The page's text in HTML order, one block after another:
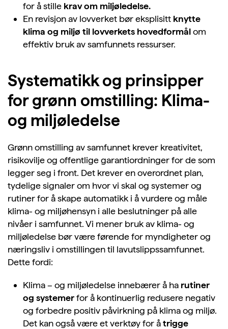
for å stille krav om miljøledelse.
En revisjon av lovverket bør eksplisitt knytte
klima og miljø til lovverkets hovedformålom
effektiv bruk av samfunnets ressurser.
Systematikk og prinsipper
for grønn omstilling: Klima-
og miljøledelse
Grønn omstilling av samfunnet krever kreativitet,
risikovilje og offentlige garantiordninger for de som
legger seg i front. Det krever en overordnet plan,
tydelige signaler om hvor vi skal og systemer og
rutiner for å skape automatikk i å vurdere og måle
klima- og miljøhensyn i alle beslutninger på alle
nivåer i samfunnet.Vi mener bruk av klima- og
miljøledelse bør være førende for myndigheter og
næringsliv i omstillingen til lavutslippssamfunnet.
Dette fordi:
Klima – og miljøledelse innebærer å ha rutiner
og systemerfor å kontinuerlig redusere negativ
og forbedre positiv påvirkning på klima og miljø.
Det kan også være et verktøy for åtrigge